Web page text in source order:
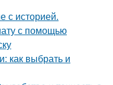
с историей.
с помощью
как выбрать и